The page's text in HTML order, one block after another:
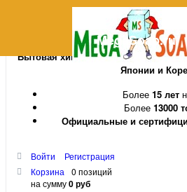
MegaSoap.ru
Бытовая химия и косметика оптом
Японии и
Более 15 лет
Более 13000
Официальные и
Войти
Регистрация
Корзина
0 позиций
на сумму0 руб